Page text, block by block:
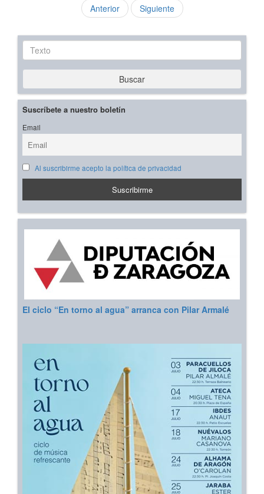
Anterior Siguiente
Texto
Buscar
Suscríbete a nuestro boletín
Email
Al suscribirme acepto la política de privacidad
El ciclo “En torno al agua” arranca con Pilar Armalé